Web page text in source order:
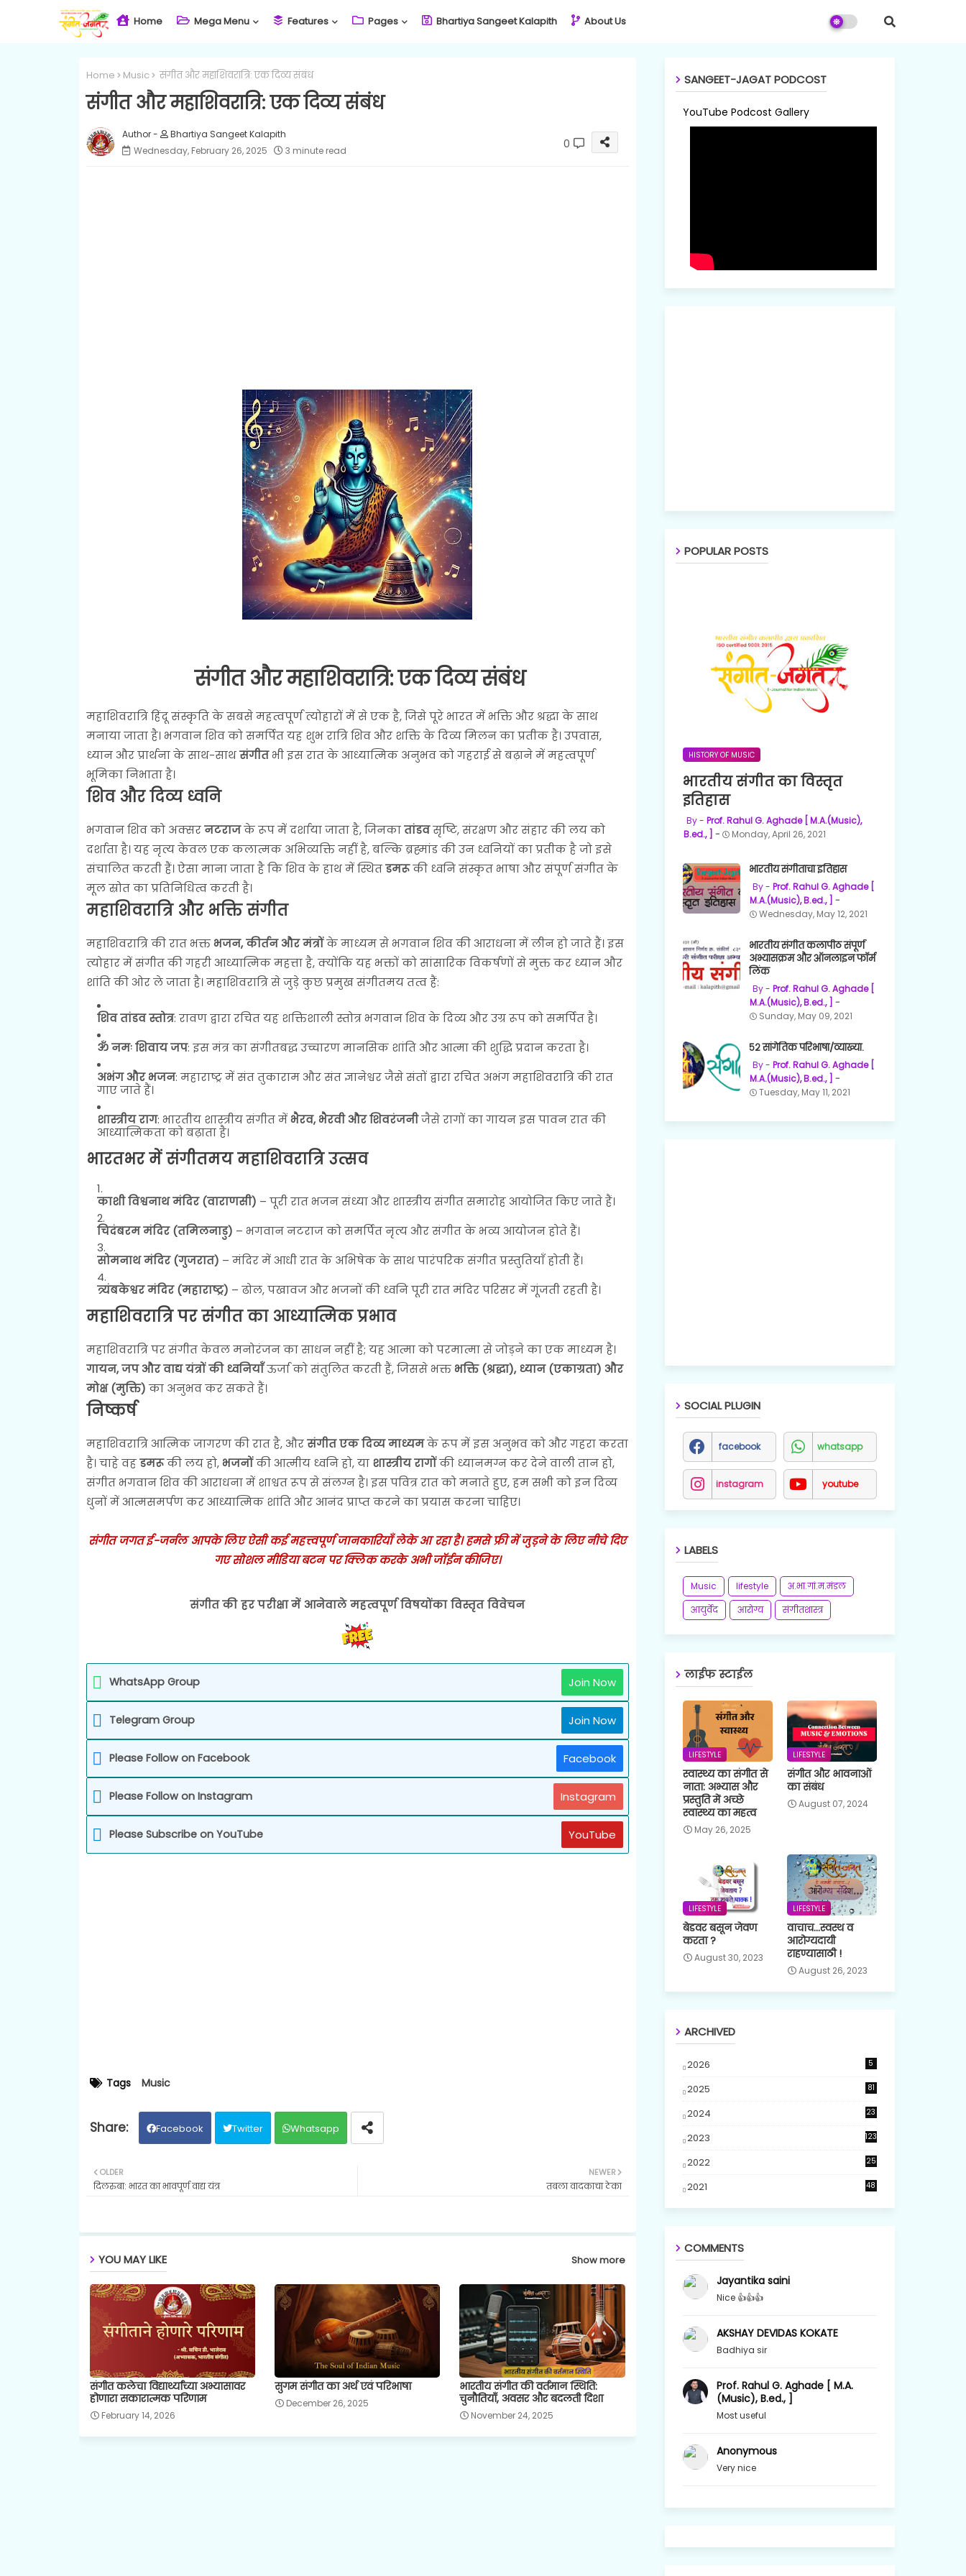
Home Mega Menu Features Pages Bhartiya Sangeet Kalapith About Us
Home Music संगीत और महाशिवरात्रि: एक दिव्य संबंध
संगीत और महाशिवरात्रि: एक दिव्य संबंध
Bhartiya Sangeet Kalapith
Wednesday, February 26, 2025
3 minute read 0
संगीत और महाशिवरात्रि: एक दिव्य संबंध
महाशिवरात्रि हिंदू संस्कृति के सबसे महत्वपूर्ण त्योहारों में से एक है, जिसे पूरे भारत में भक्ति और श्रद्धा के साथ
मनाया जाता है। भगवान शिव को समर्पित यह शुभ रात्रि शिव और शक्ति के दिव्य मिलन का प्रतीक है। उपवास,
ध्यान और प्रार्थना के साथ-साथसंगीतभी इस रात के आध्यात्मिक अनुभव को गहराई से बढ़ाने में महत्वपूर्ण
भूमिका निभाता है।
शिव और दिव्य ध्वनि
भगवान शिव को अक्सरनटराजके रूप में दर्शाया जाता है, जिनकातांडवसृष्टि, संरक्षण और संहार की लय को
दर्शाता है। यह नृत्य केवल एक कलात्मक अभिव्यक्ति नहीं है, बल्कि ब्रह्मांड की उन ध्वनियों का प्रतीक है जो इसे
संचालित करती हैं। ऐसा माना जाता है कि शिव के हाथ में स्थितडमरूकी ध्वनि संस्कृत भाषा और संपूर्ण संगीत के
मूल स्रोत का प्रतिनिधित्व करती है।
महाशिवरात्रि और भक्ति संगीत
महाशिवरात्रि की रात भक्तभजन, कीर्तन और मंत्रोंके माध्यम से भगवान शिव की आराधना में लीन हो जाते हैं। इस
त्योहार में संगीत की गहरी आध्यात्मिक महत्ता है, क्योंकि यह भक्तों को सांसारिक विकर्षणों से मुक्त कर ध्यान और
शांति की ओर ले जाता है। महाशिवरात्रि से जुड़े कुछ प्रमुख संगीतमय तत्व हैं:
शिव तांडव स्तोत्र: रावण द्वारा रचित यह शक्तिशाली स्तोत्र भगवान शिव के दिव्य और उग्र रूप को समर्पित है।
ॐ नमः शिवाय जप: इस मंत्र का संगीतबद्ध उच्चारण मानसिक शांति और आत्मा की शुद्धि प्रदान करता है।
अभंग और भजन: महाराष्ट्र में संत तुकाराम और संत ज्ञानेश्वर जैसे संतों द्वारा रचित अभंग महाशिवरात्रि की रात
गाए जाते हैं।
शास्त्रीय राग: भारतीय शास्त्रीय संगीत मेंभैरव, भैरवी और शिवरंजनीजैसे रागों का गायन इस पावन रात की
आध्यात्मिकता को बढ़ाता है।
भारतभर में संगीतमय महाशिवरात्रि उत्सव
काशी विश्वनाथ मंदिर (वाराणसी) – पूरी रात भजन संध्या और शास्त्रीय संगीत समारोह आयोजित किए जाते हैं।
चिदंबरम मंदिर (तमिलनाडु) – भगवान नटराज को समर्पित नृत्य और संगीत के भव्य आयोजन होते हैं।
सोमनाथ मंदिर (गुजरात) – मंदिर में आधी रात के अभिषेक के साथ पारंपरिक संगीत प्रस्तुतियाँ होती हैं।
त्र्यंबकेश्वर मंदिर (महाराष्ट्र) – ढोल, पखावज और भजनों की ध्वनि पूरी रात मंदिर परिसर में गूंजती रहती है।
महाशिवरात्रि पर संगीत का आध्यात्मिक प्रभाव
महाशिवरात्रि पर संगीत केवल मनोरंजन का साधन नहीं है; यह आत्मा को परमात्मा से जोड़ने का एक माध्यम है।
गायन, जप और वाद्य यंत्रों की ध्वनियाँऊर्जा को संतुलित करती हैं, जिससे भक्तभक्ति (श्रद्धा), ध्यान (एकाग्रता) और
मोक्ष (मुक्ति) का अनुभव कर सकते हैं।
निष्कर्ष
महाशिवरात्रि आत्मिक जागरण की रात है, औरसंगीत एक दिव्य माध्यमके रूप में इस अनुभव को और गहरा करता
है। चाहे वहडमरूकी लय हो,भजनोंकी आत्मीय ध्वनि हो, या शास्त्रीय रागोंकी ध्यानमग्न कर देने वाली तान हो,
संगीत भगवान शिव की आराधना में शाश्वत रूप से संलग्न है। इस पवित्र रात को मनाते हुए, हम सभी को इन दिव्य
धुनों में आत्मसमर्पण कर आध्यात्मिक शांति और आनंद प्राप्त करने का प्रयास करना चाहिए।
संगीत जगत ई-जर्नल आपके लिए ऐसी कई महत्त्वपूर्ण जानकारियाँ लेके आ रहा है। हमसे फ्री में जुड़ने के लिए नीचे दिए
गए सोशल मीडिया बटन पर क्लिक करके अभी जॉईन कीजिए।
संगीत की हर परीक्षा में आनेवाले महत्वपूर्ण विषयोंका विस्तृत विवेचन
WhatsApp Group Join Now
Telegram Group Join Now
Please Follow on Facebook Facebook
Please Follow on Instagram Instagram
Please Subscribe on YouTube YouTube
Tags Music
Facebook Twitter Whatsapp
NEWER
तबला वादकाचा ठेका
OLDER
दिलरुबा: भारत का भावपूर्ण वाद्य यंत्र
YOU MAY LIKE Show more
संगीत कलेचा विद्यार्थ्यांच्या अभ्यासावर
होणारा सकारात्मक परिणाम
February 14, 2026
सुगम संगीत का अर्थ एवं परिभाषा
December 26, 2025
भारतीय संगीत की वर्तमान स्थिति:
चुनौतियाँ, अवसर और बदलती दिशा
November 24, 2025
SANGEET-JAGAT PODCOST
YouTube Podcost Gallery
POPULAR POSTS
HISTORY OF MUSIC
भारतीय संगीत का विस्तृत
इतिहास
Prof. Rahul G. Aghade [ M.A.(Music),
B.ed., ]
Monday, April 26, 2021
भारतीय संगीताचा इतिहास
Prof. Rahul G. Aghade [
M.A.(Music), B.ed., ]
Wednesday, May 12, 2021
भारतीय संगीत कलापीठ संपूर्ण
अभ्यासक्रम और ऑनलाइन फॉर्म
लिंक
Prof. Rahul G. Aghade [
M.A.(Music), B.ed., ]
Sunday, May 09, 2021
५२ सांगेतिक परिभाषा/व्याख्या.
Prof. Rahul G. Aghade [
M.A.(Music), B.ed., ]
Tuesday, May 11, 2021
SOCIAL PLUGIN
facebook whatsapp
instagram youtube
LABELS
Music lifestyle
अ.भा.गां.म.मंडल
आयुर्वेद
आरोग्य संगीतशास्त्र
लाईफ स्टाईल
LIFESTYLE
स्वास्थ्य का संगीत से
नाता: अभ्यास और
प्रस्तुति में अच्छे
स्वास्थ्य का महत्व
May 26, 2025
LIFESTYLE
संगीत और भावनाओं
का संबंध
August 07, 2024
LIFESTYLE
बेडवर बसून जेवण
करता ?
August 30, 2023
LIFESTYLE
वाचाच...स्वस्थ व
आरोग्यदायी
राहण्यासाठी !
August 26, 2023
ARCHIVED
2026 5
2025 81
2024
23
2023 123
2022 25
2021 48
COMMENTS
Jayantika saini
Nice 👍👍👍
AKSHAY DEVIDAS KOKATE
Badhiya sir
Prof. Rahul G. Aghade [ M.A.
(Music), B.ed., ]
Most useful
Anonymous
Very nice